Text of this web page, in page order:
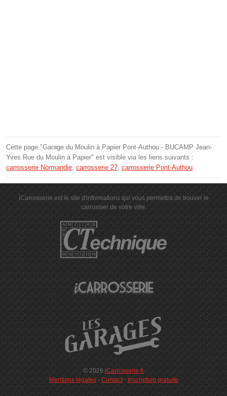
Cette page "Garage du Moulin à Papier Pont-Authou - BUCAMP Jean-
Yves Rue du Moulin à Papier" est visible via les liens suivants :
carrosserie Normandie, carrosserie 27, carrosserie Pont-Authou.
iCarrosserie est le site d'informations qui vous permettra de trouver le
carrossier de votre ville.
© 2026 iCarrosserie.fr
Mentions légales- Contact- Inscription gratuite